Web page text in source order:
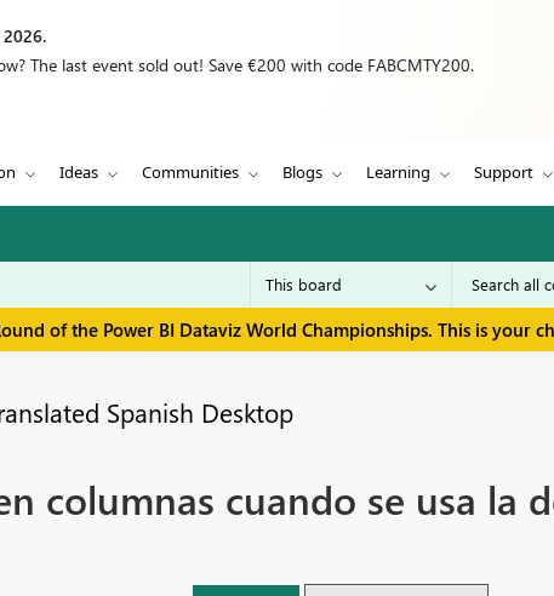
The last event sold out! Save €200 with code FABCMTY200.
Ideas Communities Blogs Learning Support
of the Power BI Dataviz World Championships. This is your
Spanish Desktop
columnas cuando se usa la